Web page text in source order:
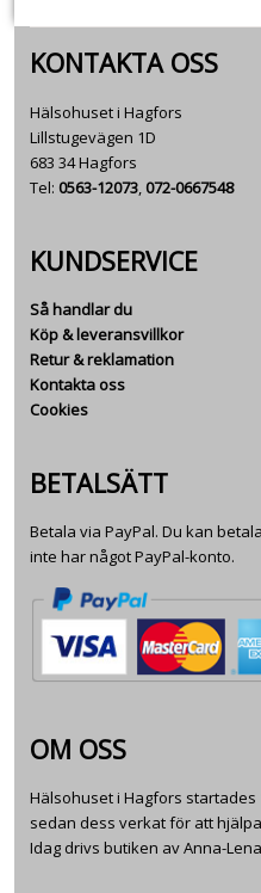
KONTAKTA OSS
Hälsohuset i Hagfors
Lillstugevägen 1D
683 34 Hagfors
Tel: 0563-12073,072-0667548
KUNDSERVICE
Så handlar du
Köp & leveransvillkor
Retur & reklamation
Kontakta oss
Cookies
BETALSÄTT
Betala via PayPal. Du kan
inte har något PayPal-konto.
OM OSS
Hälsohuset i Hagfors startades
sedan dess verkat för att
Idag drivs butiken av Anna-